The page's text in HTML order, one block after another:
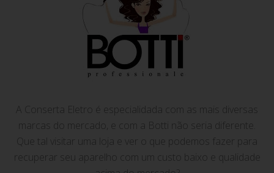
A Conserta Eletro é especialidada com as mais diversas
marcas do mercado, e com a Botti não seria diferente.
Que tal visitar uma loja e ver o que podemos fazer para
recuperar seu aparelho com um custo baixo e qualidade